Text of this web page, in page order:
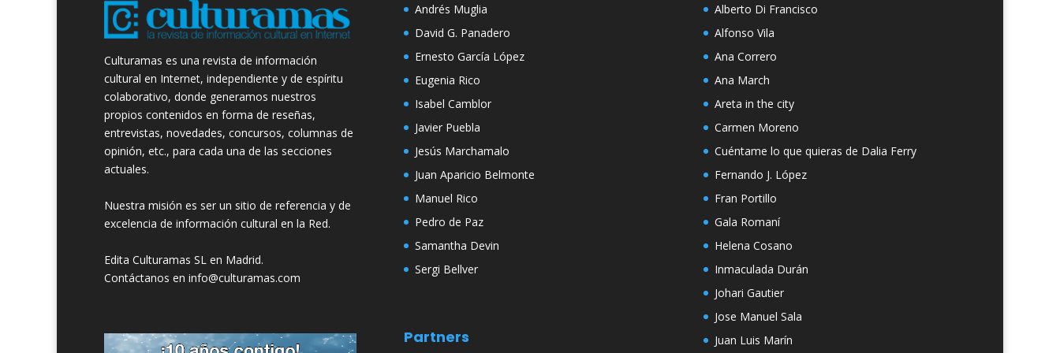
Culturamas es una revista de información
cultural en Internet, independiente y de espíritu
colaborativo, donde generamos nuestros
propios contenidos en forma de reseñas,
entrevistas, novedades, concursos, columnas de
opinión, etc., para cada una de las secciones
actuales.
Nuestra misión es ser un sitio de referencia y de
excelencia de información cultural en la Red.
Edita Culturamas SL en Madrid.
Contáctanos en info@culturamas.com
Andrés Muglia
David G. Panadero
Ernesto García López
Eugenia Rico
Isabel Camblor
Javier Puebla
Jesús Marchamalo
Juan Aparicio Belmonte
Manuel Rico
Pedro de Paz
Samantha Devin
Sergi Bellver
Partners
Alberto Di Francisco
Alfonso Vila
Ana Correro
Ana March
Areta in the city
Carmen Moreno
Cuéntame lo que quieras de Dalia Ferry
Fernando J. López
Fran Portillo
Gala Romaní
Helena Cosano
Inmaculada Durán
Johari Gautier
Jose Manuel Sala
Juan Luis Marín